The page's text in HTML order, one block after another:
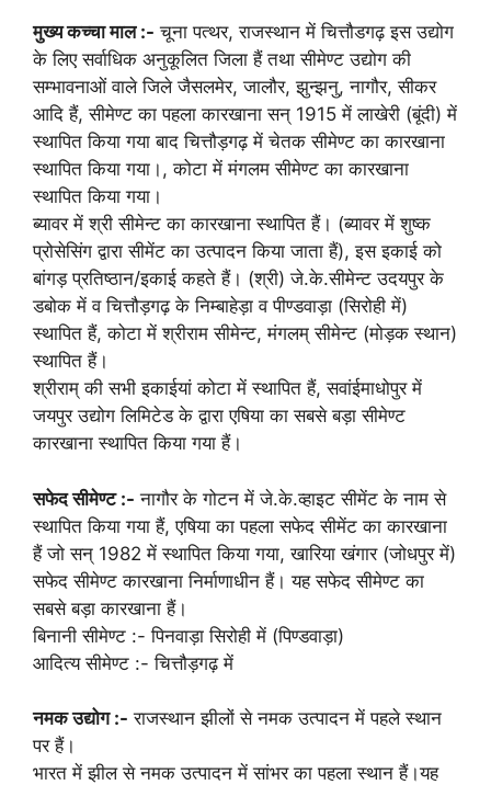
मुख्य कच्चा माल :- चूना पत्थर, राजस्थान में चित्तौडगढ़ इस उद्योग
के लिए सर्वाधिक अनुकूलित जिला हैं तथा सीमेण्ट उद्योग की
सम्भावनाओं वाले जिले जैसलमेर, जालौर, झुन्झनु, नागौर, सीकर
आदि हैं, सीमेण्ट का पहला कारखाना सन् 1915 में लाखेरी (बूंदी) में
स्थापित किया गया बाद चित्तौड़गढ़ में चेतक सीमेण्ट का कारखाना
स्थापित किया गया।, कोटा में मंगलम सीमेण्ट का कारखाना
स्थापित किया गया।
ब्यावर में श्री सीमेन्ट का कारखाना स्थापित हैं। (ब्यावर में शुष्क
प्रोसेसिंग द्वारा सीमेंट का उत्पादन किया जाता हैं), इस इकाई को
बांगड़ प्रतिष्ठान/इकाई कहते हैं। (श्री) जे.के.सीमेन्ट उदयपुर के
डबोक में व चित्तौड़गढ़ के निम्बाहेड़ा व पीण्डवाड़ा (सिरोही में)
स्थापित हैं, कोटा में श्रीराम सीमेन्ट, मंगलम् सीमेन्ट (मोड़क स्थान)
स्थापित हैं।
श्रीराम् की सभी इकाईयां कोटा में स्थापित हैं, सवांईमाधोपुर में
जयपुर उद्योग लिमिटेड के द्वारा एषिया का सबसे बड़ा सीमेण्ट
कारखाना स्थापित किया गया हैं।
सफेद सीमेण्ट :- नागौर के गोटन में जे.के.व्हाइट सीमेंट के नाम से
स्थापित किया गया हैं, एषिया का पहला सफेद सीमेंट का कारखाना
हैं जो सन् 1982 में स्थापित किया गया, खारिया खंगार (जोधपुर में)
सफेद सीमेण्ट कारखाना निर्माणाधीन हैं। यह सफेद सीमेण्ट का
सबसे बड़ा कारखाना हैं।
बिनानी सीमेण्ट :- पिनवाड़ा सिरोही में (पिण्डवाड़ा)
आदित्य सीमेण्ट :- चित्तौड़गढ़ में
नमक उद्योग :- राजस्थान झीलों से नमक उत्पादन में पहले स्थान
पर हैं।
भारत में झील से नमक उत्पादन में सांभर का पहला स्थान हैं।यह